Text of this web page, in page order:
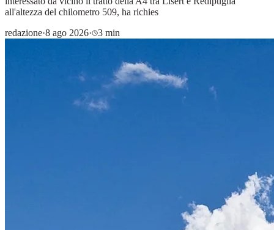
all'altezza del chilometro 509, ha richies
redazione·8 ago 2026· 3 min